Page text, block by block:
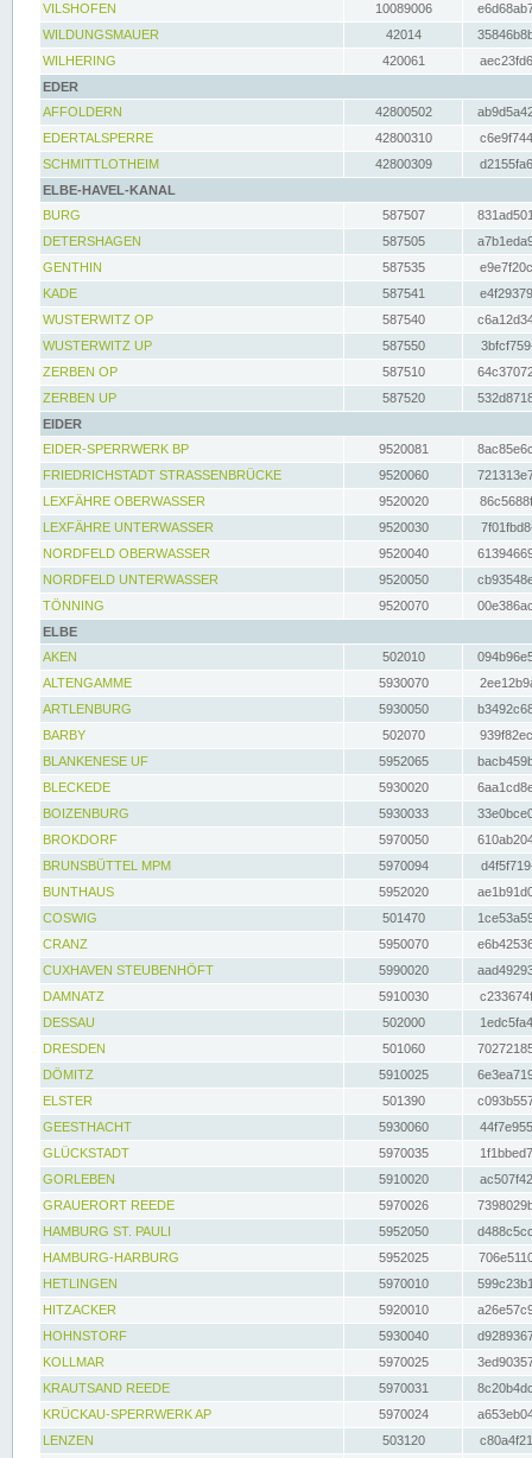
VILSHOFEN
10089006
WILDUNGSMAUER
42014
WILHERING
420061
EDER
AFFOLDERN
42800502
EDERTALSPERRE
42800310
SCHMITTLOTHEIM
42800309
ELBE-HAVEL-KANAL
BURG
587507
DETERSHAGEN
587505
GENTHIN
587535
KADE
587541
WUSTERWITZ OP
587540
WUSTERWITZ UP
587550
ZERBEN OP
587510
ZERBEN UP
587520
EIDER
EIDER-SPERRWERK BP
9520081
FRIEDRICHSTADT STRASSENBRÜCKE
9520060
LEXFÄHRE OBERWASSER
9520020
LEXFÄHRE UNTERWASSER
9520030
NORDFELD OBERWASSER
9520040
NORDFELD UNTERWASSER
9520050
TÖNNING
9520070
ELBE
AKEN
502010
ALTENGAMME
5930070
ARTLENBURG
5930050
BARBY
502070
BLANKENESE UF
5952065
BLECKEDE
5930020
BOIZENBURG
5930033
BROKDORF
5970050
BRUNSBÜTTEL MPM
5970094
BUNTHAUS
5952020
COSWIG
501470
CRANZ
5950070
CUXHAVEN STEUBENHÖFT
5990020
DAMNATZ
5910030
DESSAU
502000
DRESDEN
501060
DÖMITZ
5910025
ELSTER
501390
GEESTHACHT
5930060
GLÜCKSTADT
5970035
GORLEBEN
5910020
GRAUERORT REEDE
5970026
HAMBURG ST. PAULI
5952050
HAMBURG-HARBURG
5952025
HETLINGEN
5970010
HITZACKER
5920010
HOHNSTORF
5930040
KOLLMAR
5970025
KRAUTSAND REEDE
5970031
KRÜCKAU-SPERRWERK AP
5970024
LENZEN
503120